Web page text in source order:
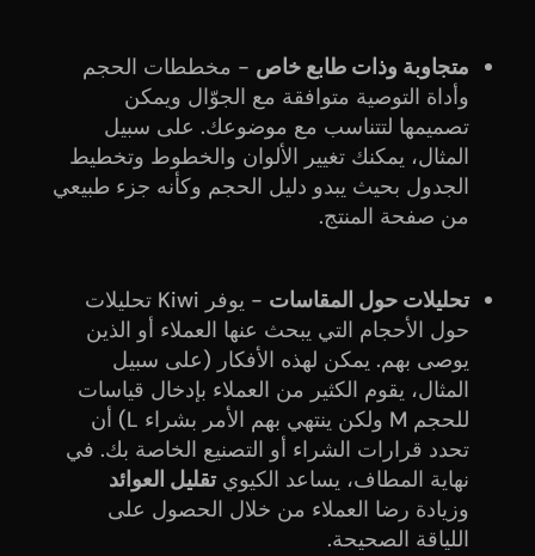
متجاوبة وذات طابع خاص - مخططات الحجم
وأداة التوصية متوافقة مع الجوّال ويمكن
تصميمها لتتناسب مع موضوعك. على سبيل
المثال، يمكنك تغيير الألوان والخطوط وتخطيط
الجدول بحيث يبدو دليل الحجم وكأنه جزء طبيعي
من صفحة المنتج.
تحليلات حول المقاسات
- يوفر Kiwi تحليلات
حول الأحجام التي يبحث عنها العملاء أو الذين
يوصى بهم. يمكن لهذه الأفكار (على سبيل
المثال، يقوم الكثير من العملاء بإدخال قياسات
للحجم M ولكن ينتهي بهم الأمر بشراء L) أن
تحدد قرارات الشراء أو التصنيع الخاصة بك. في
نهاية المطاف، يساعد الكيوي تقليل العوائد
وزيادة رضا العملاء من خلال الحصول على
اللياقة الصحيحة.